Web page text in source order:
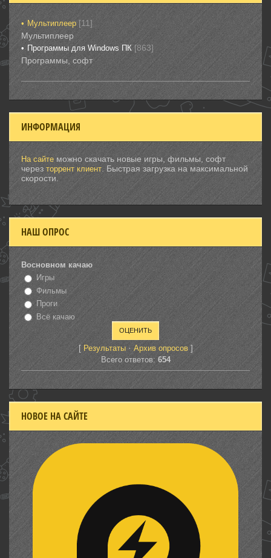
Мультиплеер [11]
Мультиплеер
Программы для Windows ПК [863]
Программы, софт
ИНФОРМАЦИЯ
На сайте можно скачать новые игры, фильмы, софт
через торрент клиент . Быстрая загрузка на максимальной
скорости.
НАШ ОПРОС
Восновном качаю
Игры
Фильмы
Проги
Всё качаю
[ Результаты· Архив опросов]
Всего ответов: 654
НОВОЕ НА САЙТЕ